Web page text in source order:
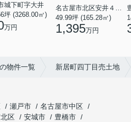
城下町字大井
坪 (3268.00㎡)
万円
名古屋市北区安井４丁目
49.99坪 (165.28㎡)
1,395万円
物件一覧 新居町四丁目売土地
瀬戸市
名古屋市中区
区 安城市
豊橋市